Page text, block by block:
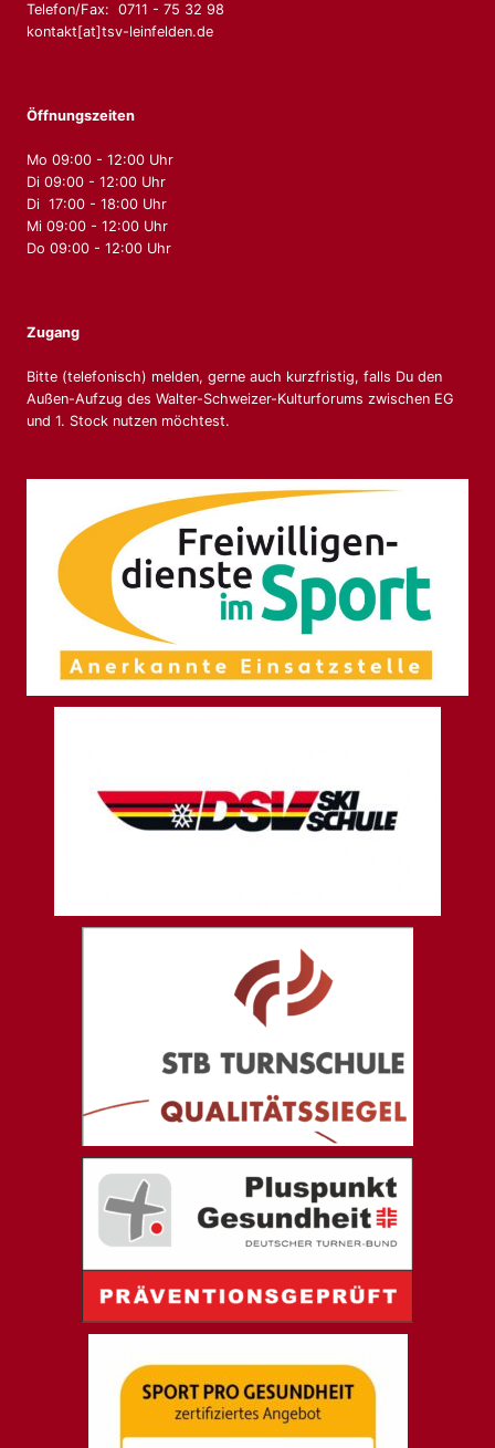
Telefon/Fax: 0711 - 75 32 98
kontakt[at]tsv-leinfelden.de
Öffnungszeiten
Mo 09:00 - 12:00 Uhr
Di 09:00 - 12:00 Uhr
Di 17:00 - 18:00 Uhr
Mi 09:00 - 12:00 Uhr
Do 09:00 - 12:00 Uhr
Zugang
Bitte (telefonisch) melden, gerne auch kurzfristig, falls Du den
Außen-Aufzug des Walter-Schweizer-Kulturforums zwischen EG
und 1. Stock nutzen möchtest.